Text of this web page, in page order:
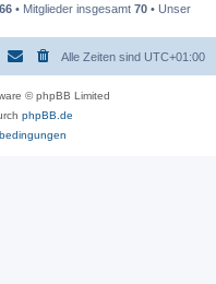
• Mitglieder insgesamt 70 • Unser
Alle Zeiten sind UTC+01:00
© phpBB Limited
phpBB.de